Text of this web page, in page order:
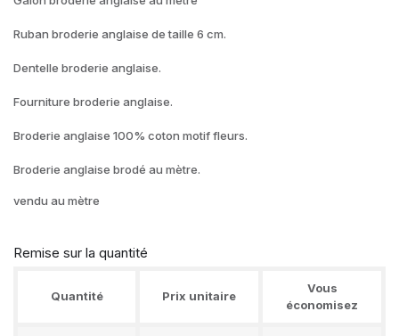
Ruban broderie anglaise de taille 6 cm.
Dentelle broderie anglaise.
Fourniture broderie anglaise.
Broderie anglaise 100% coton motif fleurs.
Broderie anglaise brodé au mètre.
vendu au mètre
Remise sur la quantité
Quantité Prix unitaire
Vous
économisez